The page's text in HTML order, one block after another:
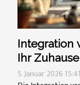
Integration
Ihr
5. Januar 2026 15:41